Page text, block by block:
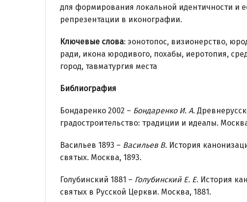
для формирования локальной идентичности и
репрезентации в иконографии.
Ключевые слова: эонотопос, визионерство,
ради, икона юродивого, похабы, иеротопия,
город, тавматургия места
Библиография
Бондаренко 2002 – Бондаренко И. А.
градостроительство: традиции и идеалы.
Васильев 1893 – Васильев В. История
святых. Москва, 1893.
Голубинский 1881 – Голубинский Е. Е. История
святых в Русской Церкви. Москва, 1881.